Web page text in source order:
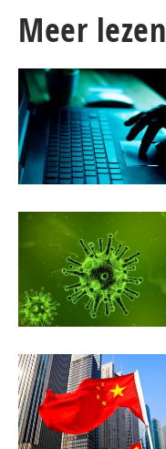
Meer lezen